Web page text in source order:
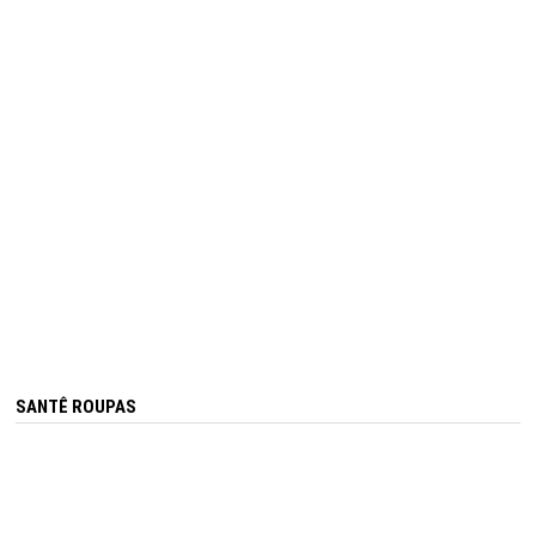
SANTÊ ROUPAS